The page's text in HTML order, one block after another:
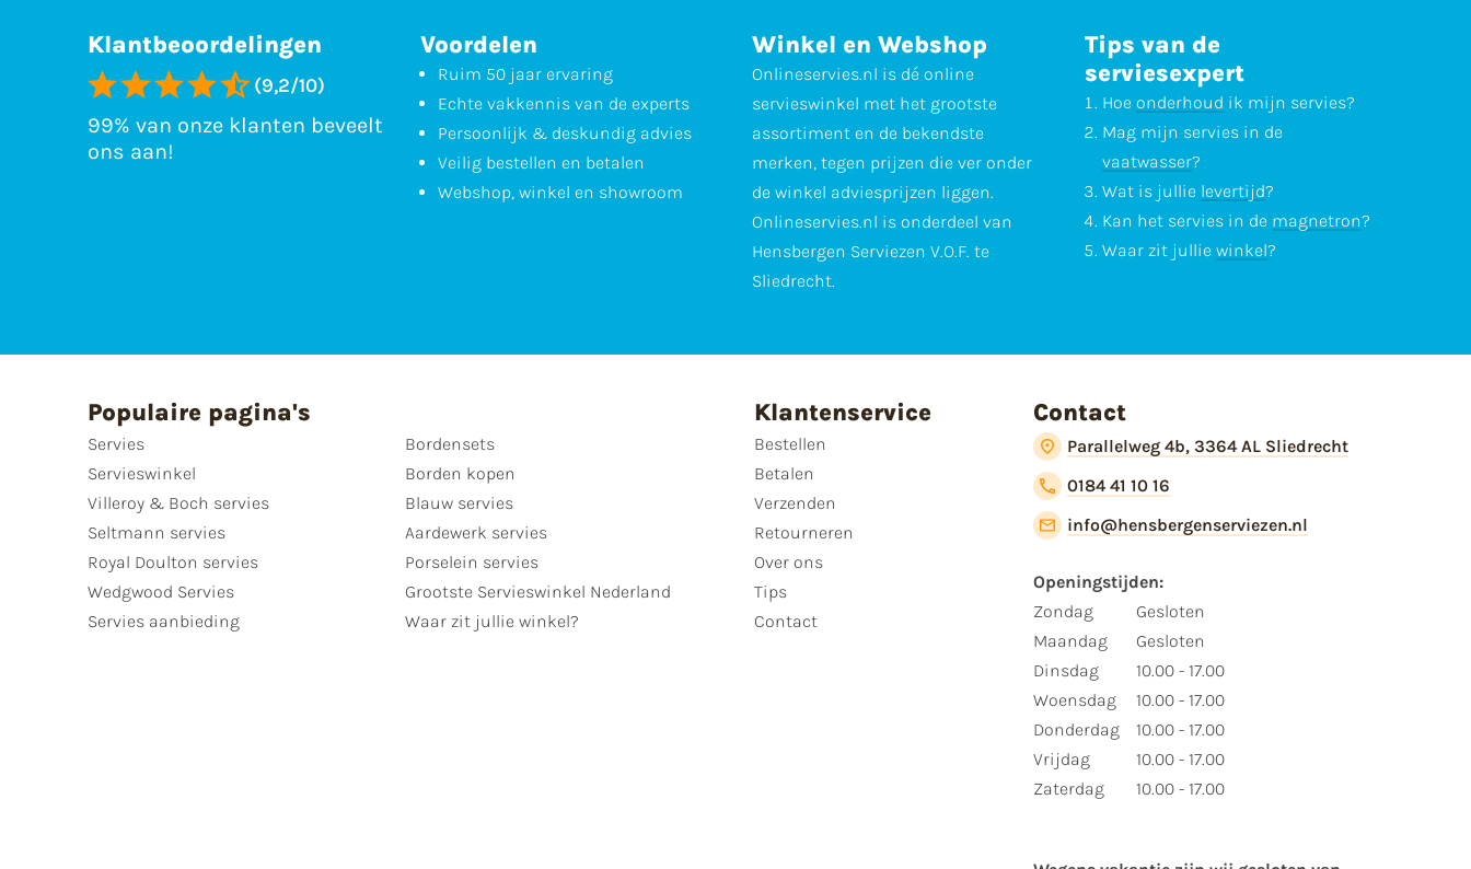
Klantbeoordelingen
(9,2/10)
99% van onze klanten beveelt
ons aan!
Voordelen
Ruim 50 jaar ervaring
Echte vakkennis van de experts
Persoonlijk & deskundig advies
Veilig bestellen en betalen
Webshop, winkel en showroom
Winkel en Webshop
Onlineservies.nl is dé online
servieswinkel met het grootste
assortiment en de bekendste
merken, tegen prijzen die ver onder
de winkel adviesprijzen liggen.
Onlineservies.nl is onderdeel van
Hensbergen Serviezen V.O.F. te
Sliedrecht.
Tips van de
serviesexpert
Hoe onderhoud ik mijn servies?
Mag mijn servies in de
vaatwasser?
Wat is jullie levertijd?
Kan het servies in de magnetron?
Waar zit jullie winkel?
Populaire pagina's
Servies
Servieswinkel
Villeroy & Boch servies
Seltmann servies
Royal Doulton servies
Wedgwood Servies
Servies aanbieding
Bordensets
Borden kopen
Blauw servies
Aardewerk servies
Porselein servies
Grootste Servieswinkel Nederland
Waar zit jullie winkel?
Klantenservice
Bestellen
Betalen
Verzenden
Retourneren
Over ons
Tips
Contact
Contact
Parallelweg 4b, 3364 AL Sliedrecht
0184 41 10 16
info@hensbergenserviezen.nl
Openingstijden:
Zondag
Maandag
Dinsdag
Woensdag
Donderdag
Vrijdag
Zaterdag
Gesloten
Gesloten
10.00 - 17.00
10.00 - 17.00
10.00 - 17.00
10.00 - 17.00
10.00 - 17.00